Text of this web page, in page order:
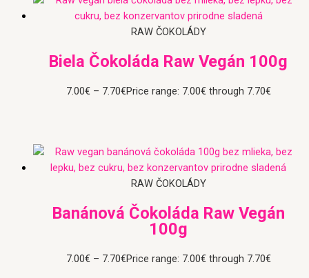
RAW ČOKOLÁDY
Biela Čokoláda Raw Vegán 100g
7.00€ – 7.70€Price range: 7.00€ through 7.70€
RAW ČOKOLÁDY
Banánová Čokoláda Raw Vegán
100g
7.00€ – 7.70€Price range: 7.00€ through 7.70€